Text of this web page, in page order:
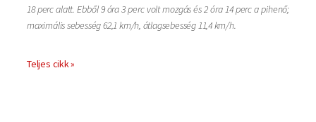
18 perc alatt. Ebből 9 óra 3 perc volt mozgás és 2 óra 14 perc a pihenő;
maximális sebesség 62,1 km/h, átlagsebesség 11,4 km/h.
Teljes cikk »